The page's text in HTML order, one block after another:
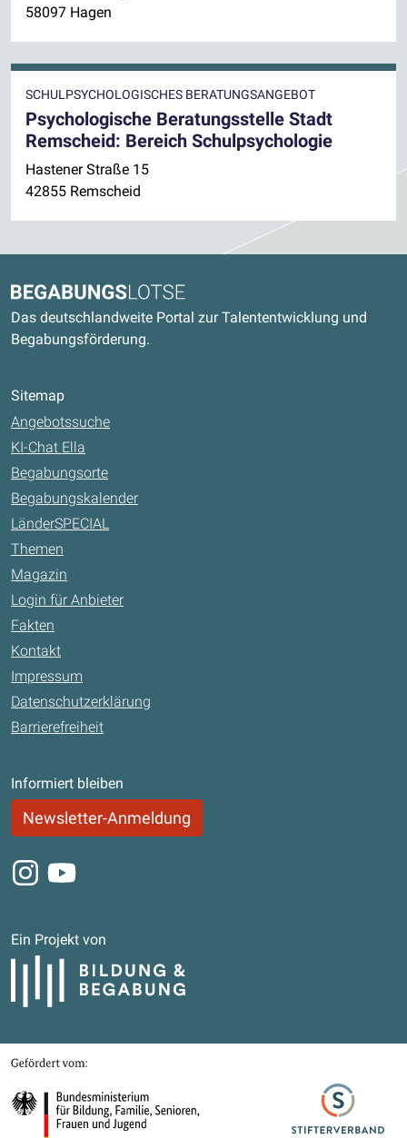
58097 Hagen
SCHULPSYCHOLOGISCHES BERATUNGSANGEBOT
Psychologische Beratungsstelle Stadt
Remscheid: Bereich Schulpsychologie
Hastener Straße 15
42855 Remscheid
Begabungslotse
Das deutschlandweite Portal zur Talententwicklung und
Begabungsförderung.
Sitemap
Angebotssuche
KI-Chat Ella
Begabungsorte
Begabungskalender
LänderSPECIAL
Themen
Magazin
Login für Anbieter
Fakten
Kontakt
Impressum
Datenschutzerklärung
Barrierefreiheit
Informiert bleiben
Newsletter-Anmeldung
Instagram
Youtube
Ein Projekt von
Bildung und Begabung
Gefördert von
Bundesministerium für Bildung, Familie, Senioren, Frauen und Jugend
Stifterverband